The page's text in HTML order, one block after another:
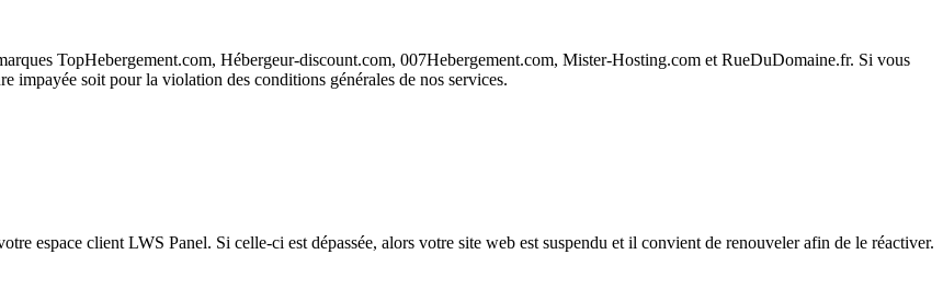
TopHebergement.com, Hébergeur-discount.com, 007Hebergement.com, Mister-Hosting.com et RueDuDomaine.fr. Si vous
impayée soit pour la violation des conditions générales de nos services.
espace client LWS Panel. Si celle-ci est dépassée, alors votre site web est suspendu et il convient de renouveler afin de le réactiver.